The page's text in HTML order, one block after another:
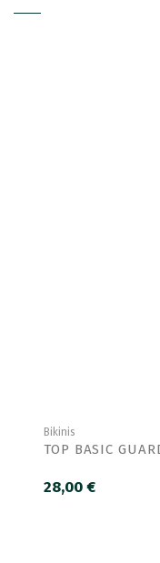
Bikinis
TOP BASIC
28,00 €